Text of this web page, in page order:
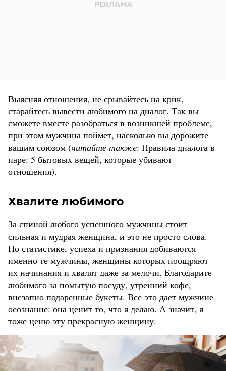
Выясняя отношения, не срывайтесь на крик,
старайтесь вывести любимого на диалог. Так вы
сможете вместе разобраться в возникшей проблеме,
при этом мужчина поймет, насколько вы дорожите
вашим союзом (читайте также: Правила диалога в
паре: 5 бытовых вещей, которые убивают
отношения).
Хвалите любимого
За спиной любого успешного мужчины стоит
сильная и мудрая женщина, и это не просто слова.
По статистике, успеха и признания добиваются
именно те мужчины, женщины которых поощряют
их начинания и хвалят даже за мелочи. Благодарите
любимого за помытую посуду, утренний кофе,
внезапно подаренные букеты. Все это дает мужчине
осознание: она ценит то, что я делаю. А значит, я
тоже ценю эту прекрасную женщину.